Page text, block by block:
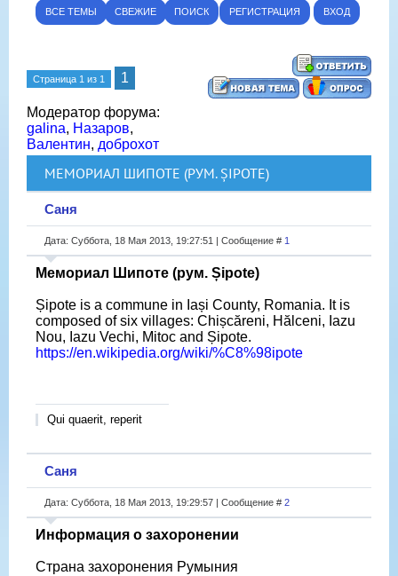
ВСЕ ТЕМЫ СВЕЖИЕ ПОИСК РЕГИСТРАЦИЯ ВХОД
Страница 1 из 1 1
Модератор форума:
galina, Назаров,
Валентин, доброхот
МЕМОРИАЛ ШИПОТЕ (РУМ. ȘIPOTE)
Саня
Дата: Суббота, 18 Мая 2013, 19:27:51 | Сообщение # 1
Мемориал Шипоте (рум. Șipote)
Șipote is a commune in Iași County, Romania. It is
composed of six villages: Chișcăreni, Hălceni, Iazu
Nou, Iazu Vechi, Mitoc and Șipote.
https://en.wikipedia.org/wiki/%C8%98ipote
Qui quaerit, reperit
Саня
Дата: Суббота, 18 Мая 2013, 19:29:57 | Сообщение # 2
Информация о захоронении
Страна захоронения Румыния